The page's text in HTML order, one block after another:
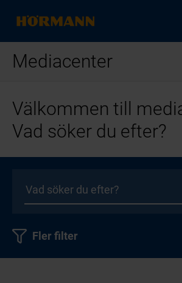
Mediacenter
Välkommen till
Vad söker du efter?
Fler filter